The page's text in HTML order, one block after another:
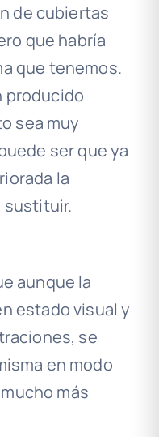
de cubiertas
que habría
que tenemos.
producido
sea muy
ser que ya
la
sustituir.
aunque la
estado visual y
se
en modo
más